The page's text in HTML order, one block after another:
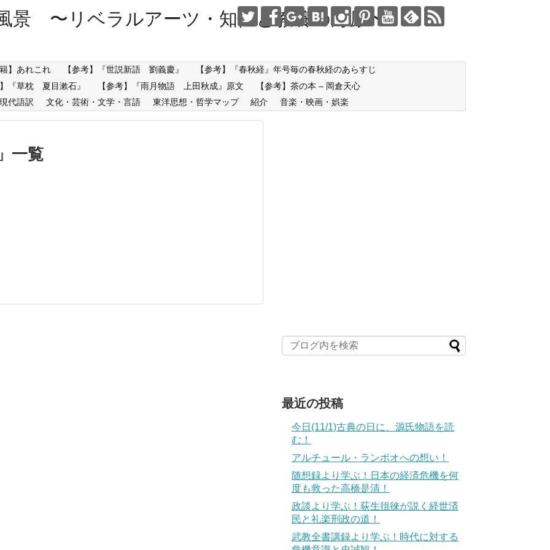
景 〜リベラルアーツ・知性と教養の海原〜
籍】あれこれ 【参考】『世説新語 劉義慶』
【参考】『春秋経』年号毎の春秋経のあらすじ
】『草枕 夏目漱石』 【参考】『雨月物語 上田秋成』原文
【参考】茶の本 – 岡倉天心
代語訳 文化・芸術・文学・言語 東洋思想・哲学マップ 紹介 音楽・映画・娯楽
一覧
最近の投稿
今日(11/1)古典の日に、源氏物語を読
む！
アルチュール・ランボオへの想い！
随想録より学ぶ！日本の経済危機を何
度も救った高橋是清！
政談より学ぶ！荻生徂徠が説く経世済
民と礼楽刑政の道！
武教全書講録より学ぶ！時代に対する